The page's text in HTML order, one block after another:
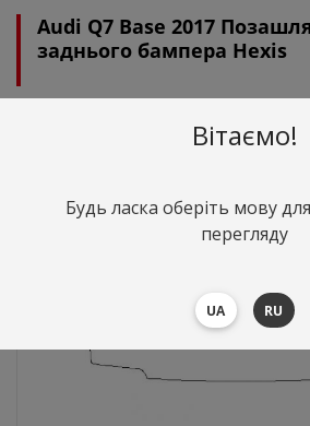
Audi Q7 Base 2017
заднього бампера Hexis
грн.
Вітаємо!
Будь ласка оберіть мову
перегляду
UA RU